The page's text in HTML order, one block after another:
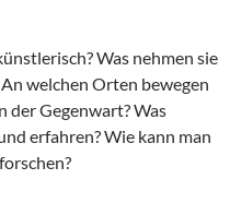
Was nehmen sie
welchen Orten bewegen
der Gegenwart? Was
erfahren? Wie kann man